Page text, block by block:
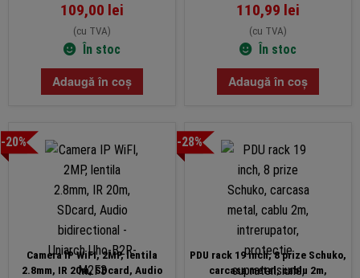
109,00 lei
(cu TVA)
În stoc
Adaugă în coș
110,99 lei
(cu TVA)
În stoc
Adaugă în coș
-20%
Camera IP WiFI, 2MP, lentila
2.8mm, IR 20m, SDcard, Audio
-28%
PDU rack 19 inch, 8 prize Schuko,
carcasa metal, cablu 2m,